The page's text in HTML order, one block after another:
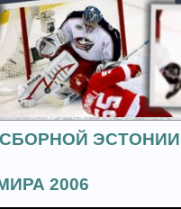
ЭСТОНИИ
2006